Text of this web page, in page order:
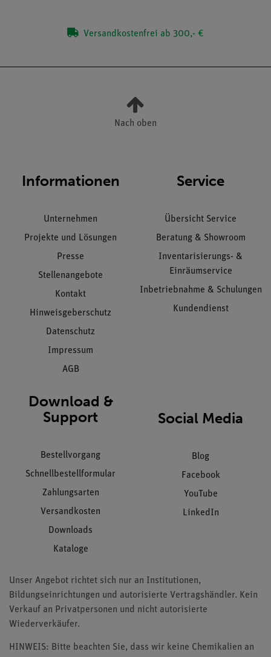
Versandkostenfrei ab 300,- €
Nach oben
Informationen
Unternehmen
Projekte und Lösungen
Presse
Stellenangebote
Kontakt
Hinweisgeberschutz
Datenschutz
Impressum
AGB
Service
Übersicht Service
Beratung & Showroom
Inventarisierungs- &
Einräumservice
Inbetriebnahme & Schulungen
Kundendienst
Download &
Support
Bestellvorgang
Schnellbestellformular
Zahlungsarten
Versandkosten
Downloads
Kataloge
Social Media
Blog
Facebook
YouTube
LinkedIn
Unser Angebot richtet sich nur an Institutionen,
Bildungseinrichtungen und autorisierte Vertragshändler. Kein
Verkauf an Privatpersonen und nicht autorisierte
Wiederverkäufer.
HINWEIS: Bitte beachten Sie, dass wir keine Chemikalien an